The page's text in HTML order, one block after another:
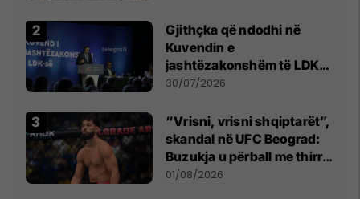
Gjithçka që ndodhi në
Kuvendin e
jashtëzakonshëm të LDK-
së
30/07/2026
“Vrisni, vrisni shqiptarët”,
skandal në UFC Beograd:
Buzukja u përball me thirrje
anti-shqiptare nga
01/08/2026